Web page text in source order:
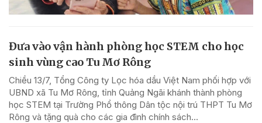
Đưa vào vận hành phòng học STEM cho học
sinh vùng cao Tu Mơ Rông
Chiều 13/7, Tổng Công ty Lọc hóa dầu Việt Nam phối hợp với
UBND xã Tu Mơ Rông, tỉnh Quảng Ngãi khánh thành phòng
học STEM tại Trường Phổ thông Dân tộc nội trú THPT Tu Mơ
Rông và tặng quà cho các gia đình chính sách...